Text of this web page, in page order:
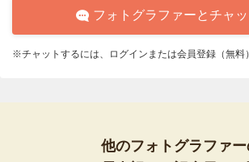
フォトグラファーとチャ
※チャットするには、ログインまたは会員登録（無料
他のフォトグラファ